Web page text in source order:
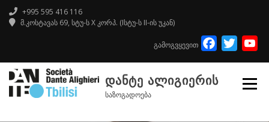
+995 595 416 116
მ.კოსტავას 69, სტუ-ს X კორპ. (Iსტუ-ს II-ის უკან)
გამოგვყევით Facebook
ᲓᲐᲜᲢᲔ ᲐᲚᲘᲒᲘᲔᲠᲘᲡ
საზოგადოება